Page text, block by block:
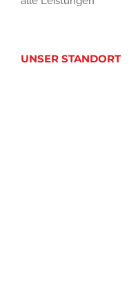
UNSER STANDORT